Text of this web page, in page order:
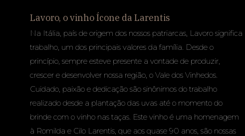
Lavoro, o vinho Ícone da Larentis
Na Itália, país de origem dos nossos patriarcas, Lavoro significa
trabalho, um dos principais valores da família. Desde o
princípio, sempre esteve presente a vontade de produzir,
crescer e desenvolver nossa região, o Vale dos Vinhedos.
Cuidado, paixão e dedicação são sinônimos do trabalho
realizado desde a plantação das uvas até o momento do
brinde com o vinho nas taças. Este vinho é uma homenagem
à Romilda e Cilo Larentis, que aos quase 90 anos, são nossas